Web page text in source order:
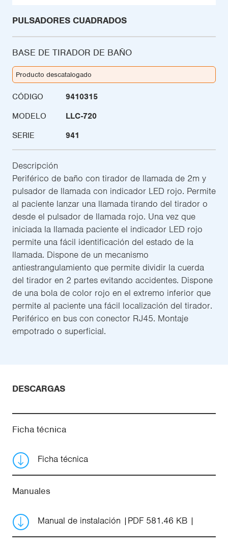
PULSADORES CUADRADOS
BASE DE TIRADOR DE BAÑO
Producto descatalogado
CÓDIGO
9410315
MODELO
LLC-720
SERIE
941
Descripción
Periférico de baño con tirador de llamada de 2m y
pulsador de llamada con indicador LED rojo. Permite
al paciente lanzar una llamada tirando del tirador o
desde el pulsador de llamada rojo. Una vez que
iniciada la llamada paciente el indicador LED rojo
permite una fácil identificación del estado de la
llamada. Dispone de un mecanismo
antiestrangulamiento que permite dividir la cuerda
del tirador en 2 partes evitando accidentes. Dispone
de una bola de color rojo en el extremo inferior que
permite al paciente una fácil localización del tirador.
Periférico en bus con conector RJ45. Montaje
empotrado o superficial.
DESCARGAS
Ficha técnica
Ficha técnica
Manuales
Manual de instalación PDF 581.46 KB